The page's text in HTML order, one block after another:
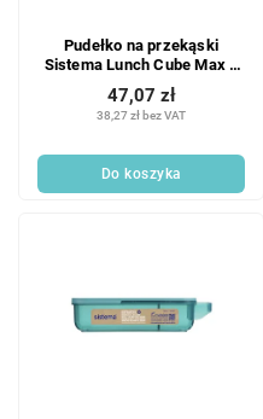
Pudełko na przekąski
Sistema Lunch Cube Max z
pojemnikiem na jogurt i
podwójną pokrywką, 2 l,
miętowe
38,27 zł bez VAT
47,07 zł
Do koszyka